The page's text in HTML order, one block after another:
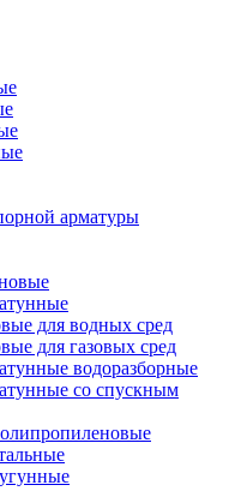
арматуры
для водных сред
для газовых сред
водоразборные
со спускным